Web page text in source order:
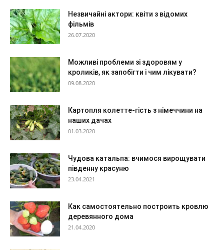
Незвичайні актори: квіти з відомих
фільмів
26.07.2020
Можливі проблеми зі здоровям у
кроликів, як запобігти і чим лікувати?
09.08.2020
Картопля колетте-гість з німеччини на
наших дачах
01.03.2020
Чудова катальпа: вчимося вирощувати
південну красуню
23.04.2021
Как самостоятельно построить кровлю
деревянного дома
21.04.2020